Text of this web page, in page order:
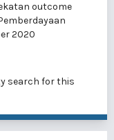
outcome
2020
search for this